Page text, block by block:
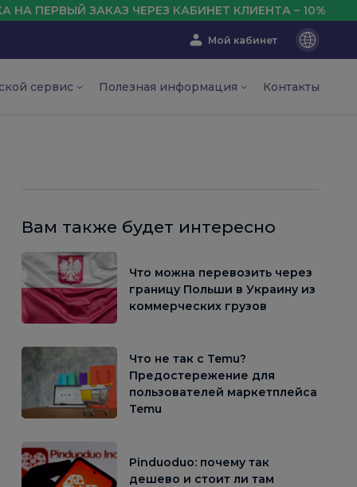
ЗАКАЗ ЧЕРЕЗ КАБИНЕТ КЛИЕНТА – 10%
Мой кабинет
En
Ua
сервис Полезная информация Контакты
Вам также будет интересно
Что можна перевозить через
границу Польши в Украину из
коммерческих грузов
Что не так с Temu?
Предостережение для
пользователей маркетплейса
Temu
Pinduoduo: почему так
дешево и стоит ли там